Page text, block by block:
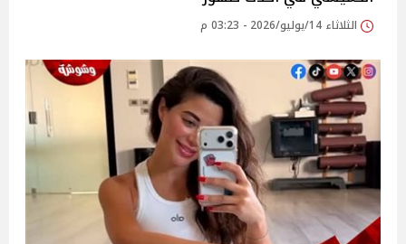
الثلاثاء 14/يوليو/2026 - 03:23 م